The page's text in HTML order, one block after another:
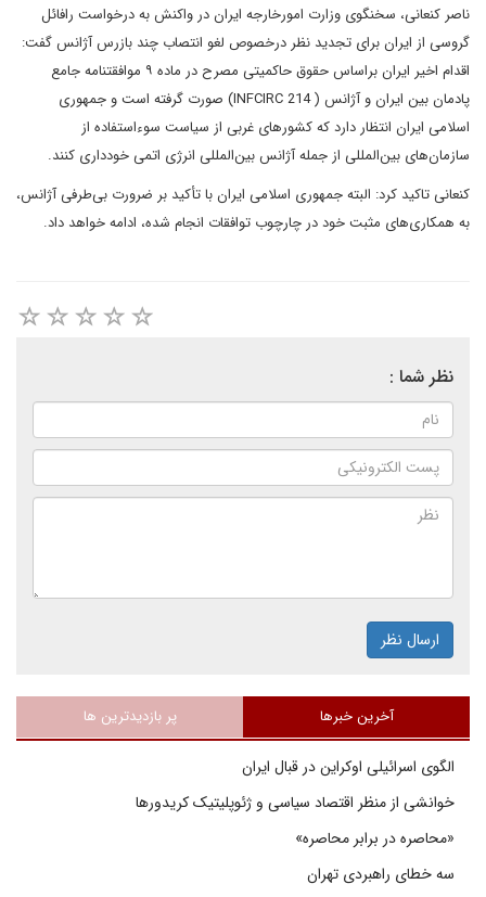
ناصر کنعانی، سخنگوی وزارت امورخارجه ایران در واکنش به درخواست رافائل
گروسی از ایران برای تجدید نظر درخصوص لغو انتصاب چند بازرس آژانس گفت:
اقدام اخیر ایران براساس حقوق حاکمیتی مصرح در ماده ۹ موافقتنامه جامع
پادمان بین ایران و آژانس ( INFCIRC 214) صورت گرفته است و جمهوری
اسلامی ایران انتظار دارد که کشورهای غربی از سیاست سوءاستفاده از
سازمان‌های بین‌المللی از جمله آژانس بین‌المللی انرژی اتمی خودداری کنند.
کنعانی تاکید کرد: البته جمهوری اسلامی ایران با تأکید بر ضرورت بی‌طرفی آژانس،
به همکاری‌های مثبت خود در چارچوب توافقات انجام شده، ادامه خواهد داد.
نظر شما :
ارسال نظر
آخرین خبرها پر بازدیدترین ها
الگوی اسرائیلی اوکراین در قبال ایران
خوانشی از منظر اقتصاد سیاسی و ژئوپلیتیک کریدورها
«محاصره در برابر محاصره»
سه خطای راهبردی تهران